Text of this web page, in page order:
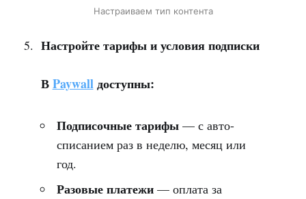
Настраиваем тип контента
Настройте тарифы и условия подписки
ВPaywallдоступны:
Подписочные тарифы— с авто-
списанием раз в неделю, месяц или
год.
Разовые платежи— оплата за